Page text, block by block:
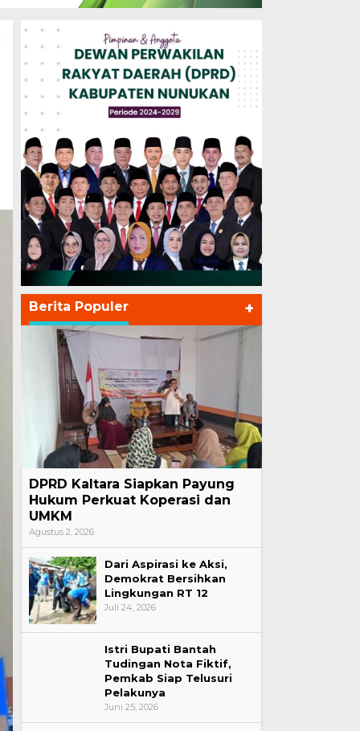
Berita Populer +
DPRD Kaltara Siapkan Payung
Hukum Perkuat Koperasi dan
UMKM
Agustus 2, 2026
Dari Aspirasi ke Aksi,
Demokrat Bersihkan
Lingkungan RT 12
Juli 24, 2026
Istri Bupati Bantah
Tudingan Nota Fiktif,
Pemkab Siap Telusuri
Pelakunya
Juni 25, 2026